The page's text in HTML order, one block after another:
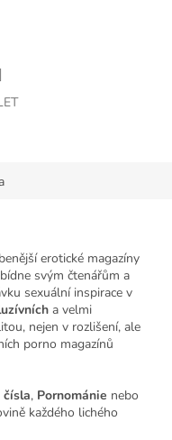
erotické magazíny
svým čtenářům a
sexuální inspirace v
a velmi
nejen v rozlišení, ale
porno magazínů
čísla, Pornománie nebo
každého lichého